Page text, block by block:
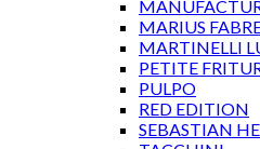
MARIUS
MARTINELLI
PETITE
PULPO
RED EDITION
SEBASTIAN